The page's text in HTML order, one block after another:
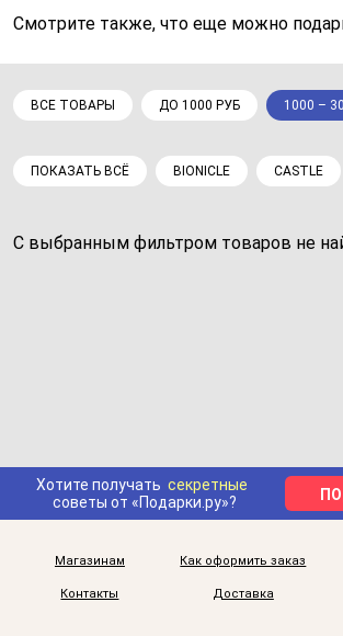
Смотрите также, что еще можно
ВСЕ ТОВАРЫ ДО 1000 РУБ 1000 –
ПОКАЗАТЬ ВСЁ BIONICLE CASTLE
С выбранным фильтром товаров не
Хотите получать секретные
советы от «Подарки.ру»?
Магазинам Как оформить заказ
Контакты Доставка